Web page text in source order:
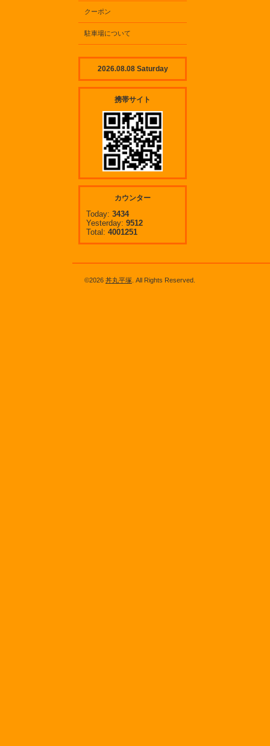
クーポン
駐車場について
2026.08.08 Saturday
携帯サイト
カウンター
Today: 3434
Yesterday: 9512
Total: 4001251
©2026 丼丸平塚 . All Rights Reserved.